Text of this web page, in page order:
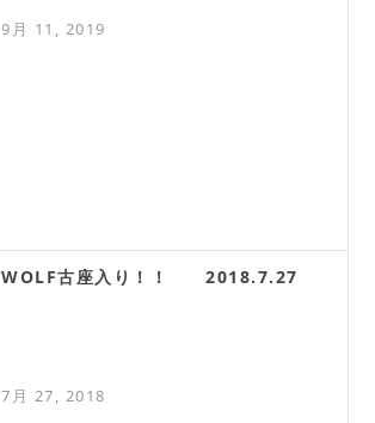
9月 11, 2019
WOLF古座入り！！ 2018.7.27
7月 27, 2018